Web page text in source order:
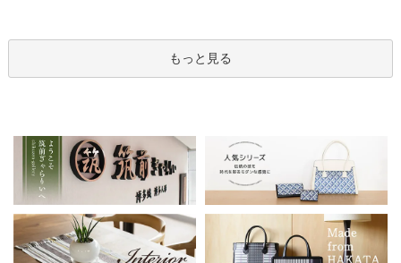
もっと見る